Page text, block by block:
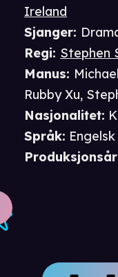
Ireland
Sjanger:
Regi: Stephen
Manus:
Rubby Xu,
Nasjonalitet:
Språk: Engelsk
Produksjonsår